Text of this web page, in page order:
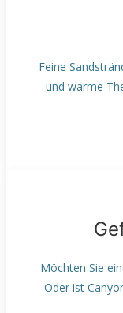
Feine
und warme
Möchten Sie
Oder ist